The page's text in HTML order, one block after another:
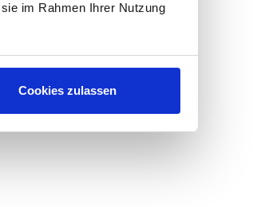
im Rahmen Ihrer Nutzung
Cookies zulassen